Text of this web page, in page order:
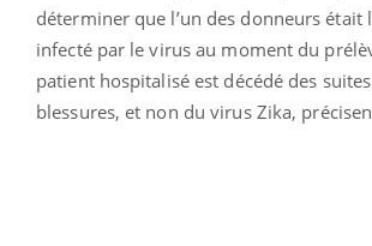
déterminer que l’un des donneurs était
infecté par le virus au moment du
patient hospitalisé est décédé des
blessures, et non du virus Zika,